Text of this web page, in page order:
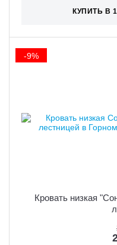
КУПИТЬ В
Кровать низкая
-9%